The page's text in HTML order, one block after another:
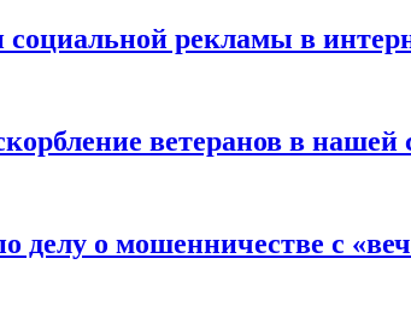
рекламы в
ветеранов в нашей
о мошенничестве с